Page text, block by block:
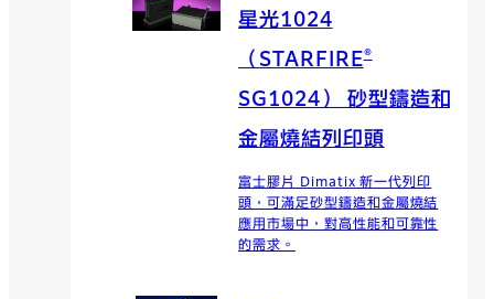
星光1024
（STARFIRE®
SG1024） 砂型鑄造和
金屬燒結列印頭
富士膠片 Dimatix 新一代列印
頭，可滿足砂型鑄造和金屬燒結
應用市場中，對高性能和可靠性
的需求。